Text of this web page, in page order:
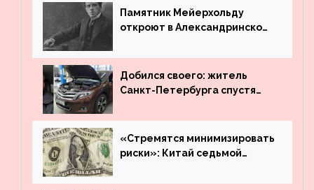
Памятник Мейерхольду
откроют в Александринском
Добился своего: житель
Санкт-Петербурга спустя
угнанную в Казахстан
машину
«Стремятся минимизировать
риски»: Китай седьмой
деньги из американского